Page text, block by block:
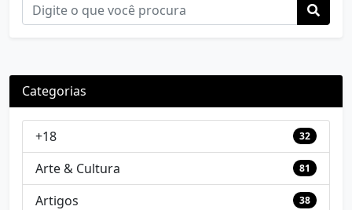
Categorias
+18 32
Arte & Cultura 81
Artigos 38